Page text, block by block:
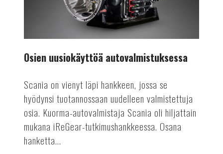
Osien uusiokäyttöä autovalmistuksessa
Scania on vienyt läpi hankkeen, jossa se
hyödynsi tuotannossaan uudelleen valmistettuja
osia. Kuorma-autovalmistaja Scania oli hiljattain
mukana iReGear-tutkimushankkeessa. Osana
hanketta...